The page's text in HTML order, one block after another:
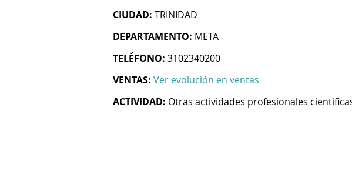
CIUDAD: TRINIDAD
DEPARTAMENTO: META
TELÉFONO: 3102340200
VENTAS: Ver evolución en ventas
ACTIVIDAD: Otras actividades profesionales